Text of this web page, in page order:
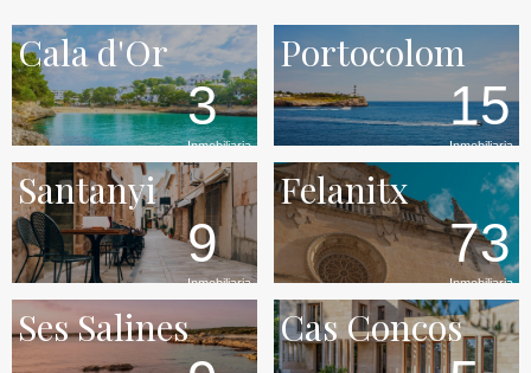
Cala d'Or
3
Inmobiliaria
Portocolom
15
Inmobiliaria
Santanyi
9
Inmobiliaria
Felanitx
73
Inmobiliaria
Ses Salines Cas Concos